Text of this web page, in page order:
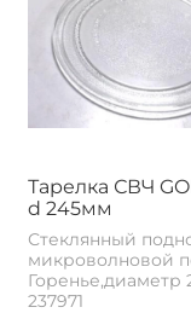
Тарелка СВЧ
d 245мм
Стеклянный
микроволновой
Горенье,диаметр
237971